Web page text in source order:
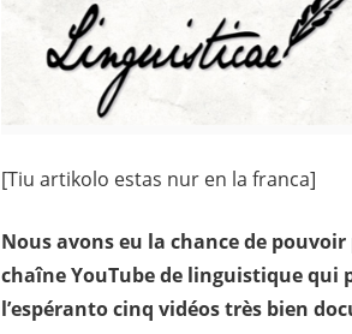
[Tiu artikolo estas nur en la franca]
Nous avons eu la chance de
chaîne YouTube de linguistique qui
l’espéranto cinq vidéos très bien